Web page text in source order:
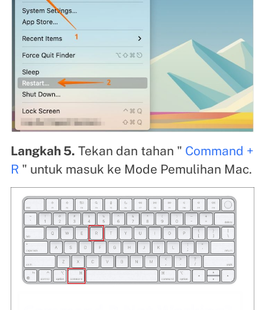
Langkah 5. Tekan dan tahan " Command +
R " untuk masuk ke Mode Pemulihan Mac.